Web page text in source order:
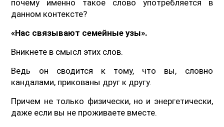
почему именно такое слово употребляется в
данном контексте?
«Нас связывают семейные узы».
Вникнете в смысл этих слов.
Ведь он сводится к тому, что вы, словно
кандалами, прикованы друг к другу.
Причем не только физически, но и энергетически,
даже если вы не проживаете вместе.